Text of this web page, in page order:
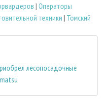
| Операторы
техники | Томский
лесопосадочные